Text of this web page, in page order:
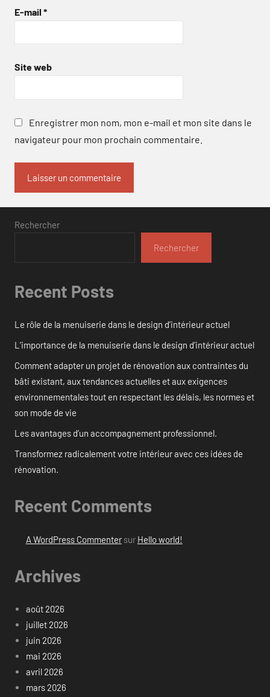
E-mail *
Site web
Enregistrer mon nom, mon e-mail et mon site dans le
navigateur pour mon prochain commentaire.
Rechercher
Rechercher
Recent Posts
Le rôle de la menuiserie dans le design d’intérieur actuel
L’importance de la menuiserie dans le design d’intérieur actuel
Comment adapter un projet de rénovation aux contraintes du
bâti existant, aux tendances actuelles et aux exigences
environnementales tout en respectant les délais, les normes et
son mode de vie
Les avantages d’un accompagnement professionnel.
Transformez radicalement votre intérieur avec ces idées de
rénovation.
Recent Comments
A WordPress Commentersur Hello world!
Archives
août 2026
juillet 2026
juin 2026
mai 2026
avril 2026
mars 2026